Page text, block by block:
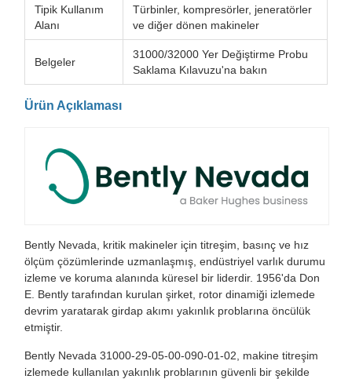
Tipik Kullanım
Alanı
Türbinler, kompresörler, jeneratörler
ve diğer dönen makineler
Belgeler
31000/32000 Yer Değiştirme Probu
Saklama Kılavuzu'na bakın
Ürün Açıklaması
Bently Nevada, kritik makineler için titreşim, basınç ve hız
ölçüm çözümlerinde uzmanlaşmış, endüstriyel varlık durumu
izleme ve koruma alanında küresel bir liderdir. 1956'da Don
E. Bently tarafından kurulan şirket, rotor dinamiği izlemede
devrim yaratarak girdap akımı yakınlık problarına öncülük
etmiştir.
Bently Nevada 31000-29-05-00-090-01-02, makine titreşim
izlemede kullanılan yakınlık problarının güvenli bir şekilde